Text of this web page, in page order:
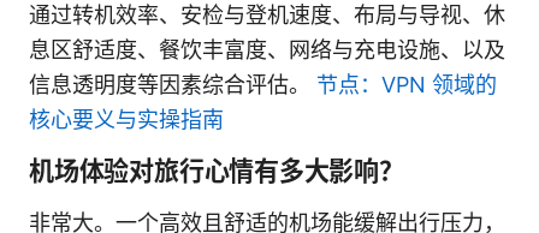
通过转机效率、安检与登机速度、布局与导视、休
息区舒适度、餐饮丰富度、网络与充电设施、以及
信息透明度等因素综合评估。 节点：VPN 领域的
核心要义与实操指南
机场体验对旅行心情有多大影响？
非常大。一个高效且舒适的机场能缓解出行压力，